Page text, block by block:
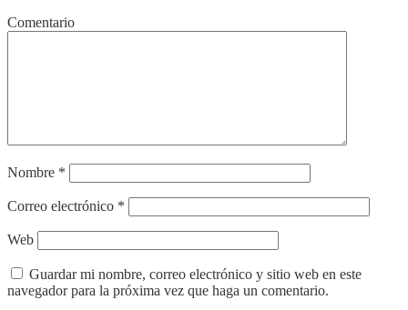
Comentario
Nombre *
Correo electrónico *
Web
Guardar mi nombre, correo electrónico y sitio web en este
navegador para la próxima vez que haga un comentario.